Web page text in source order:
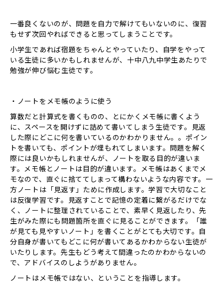
一番良くないのが、問題を自力で解けてもいないのに、復習
もせず次回やればできると思ってしまうことです。
小学生であれば宿題をちゃんとやっていたり、自学をやって
いる生徒に多いかもしれませんが、十中八九中学生あたりで
勉強が伸び悩む生徒です。
・ノートをメモ帳のように使う
算数だと計算式を書くものの、とにかくメモ帳に書くよう
に、スペースを開けずに詰めて書いてしまう生徒です。見返
した際にどこに何を書いているのかわかりません。。ポイン
トを書いても、ポイントが埋もれてしまいます。問題を解く
際には良いかもしれませんが、ノートを取る目的が違いま
す。メモ帳とノートは目的が違います。メモ帳はあくまでメ
モなので、直ぐに捨ててしまって構わないような内容です。一
方ノートは「見返す」ために作成します。学習で大切なこと
は反復学習です。見返すことで記憶の定着に繋がるだけでな
く、ノートに整理されていることで、素早く見返したり、先
生がみた際にも問題箇所を直ぐに見ることができます。「誰
が見ても見やすいノート」を書くことがとても大切です。自
分自身が書いてもどこに何が書いてあるかわからない生徒が
いたりします。先生もどう考えて間違ったのかわからないの
で、アドバイスのしようがありません。
ノートはメモ帳ではない、ということを指導します。